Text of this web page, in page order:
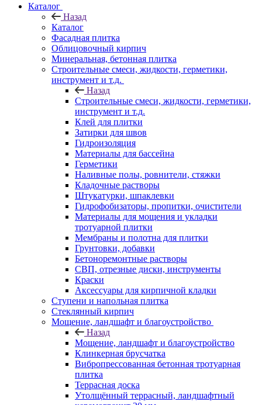
Каталог
Назад
Каталог
Фасадная плитка
Облицовочный кирпич
Минеральная, бетонная плитка
Строительные смеси, жидкости, герметики,
инструмент и т.д.
Назад
Строительные смеси, жидкости, герметики,
инструмент и т.д.
Клей для плитки
Затирки для швов
Гидроизоляция
Материалы для бассейна
Герметики
Наливные полы, ровнители, стяжки
Кладочные растворы
Штукатурки, шпаклевки
Гидрофобизаторы, пропитки, очистители
Материалы для мощения и укладки
тротуарной плитки
Мембраны и полотна для плитки
Грунтовки, добавки
Бетоноремонтные растворы
СВП, отрезные диски, инструменты
Краски
Аксессуары для кирпичной кладки
Ступени и напольная плитка
Cтеклянный кирпич
Мощение, ландшафт и благоустройство
Назад
Мощение, ландшафт и благоустройство
Клинкерная брусчатка
Вибропрессованная бетонная тротуарная
плитка
Террасная доска
Утолщённый террасный, ландшафтный